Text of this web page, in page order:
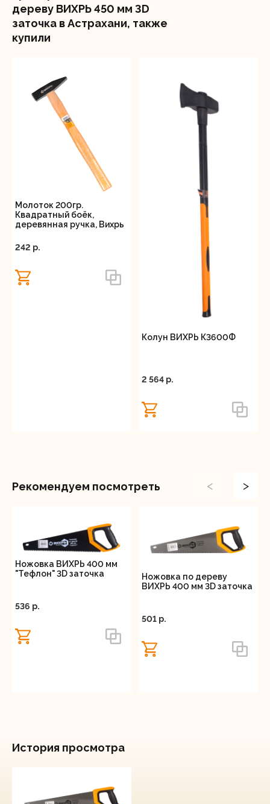
дереву ВИХРЬ 450 мм 3D
заточка в Астрахани, также
купили
Молоток 200гр.
Квадратный боёк,
деревянная ручка, Вихрь
242 p.
Колун ВИХРЬ К3600Ф
2 564 p.
Рекомендуем посмотреть < >
Ножовка ВИХРЬ 400 мм
"Тефлон" 3D заточка
536 p.
Ножовка по дереву
ВИХРЬ 400 мм 3D заточка
501 p.
История просмотра